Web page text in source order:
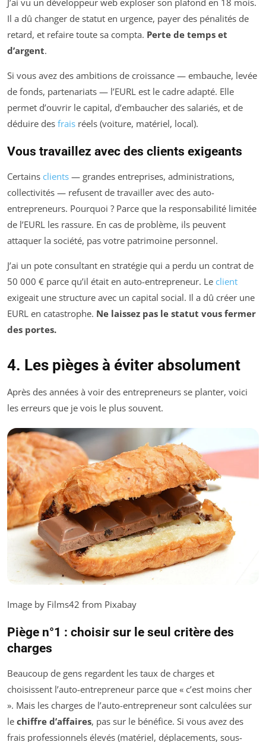
J’ai vu un développeur web exploser son plafond en 18 mois.
Il a dû changer de statut en urgence, payer des pénalités de
retard, et refaire toute sa compta. Perte de temps et
d’argent.
Si vous avez des ambitions de croissance — embauche, levée
de fonds, partenariats — l’EURL est le cadre adapté. Elle
permet d’ouvrir le capital, d’embaucher des salariés, et de
déduire des frais réels (voiture, matériel, local).
Vous travaillez avec des clients exigeants
Certains clients — grandes entreprises, administrations,
collectivités — refusent de travailler avec des auto-
entrepreneurs. Pourquoi ? Parce que la responsabilité limitée
de l’EURL les rassure. En cas de problème, ils peuvent
attaquer la société, pas votre patrimoine personnel.
J’ai un pote consultant en stratégie qui a perdu un contrat de
50 000 € parce qu’il était en auto-entrepreneur. Le client
exigeait une structure avec un capital social. Il a dû créer une
EURL en catastrophe. Ne laissez pas le statut vous fermer
des portes.
4. Les pièges à éviter absolument
Après des années à voir des entrepreneurs se planter, voici
les erreurs que je vois le plus souvent.
Image by Films42 from Pixabay
Piège n°1 : choisir sur le seul critère des
charges
Beaucoup de gens regardent les taux de charges et
choisissent l’auto-entrepreneur parce que « c’est moins cher
». Mais les charges de l’auto-entrepreneur sont calculées sur
le chiffre d’affaires, pas sur le bénéfice. Si vous avez des
frais professionnels élevés (matériel, déplacements, sous-